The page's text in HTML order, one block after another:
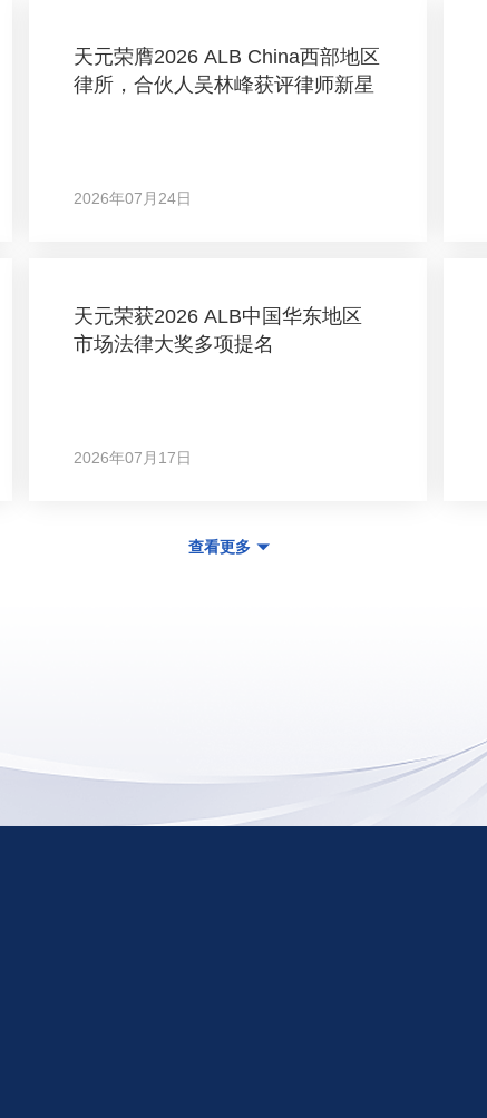
天元荣膺2026 ALB China西部地区
律所，合伙人吴林峰获评律师新星
2026年07月24日
天元荣获2026 ALB中国华东地区
市场法律大奖多项提名
2026年07月17日
查看更多